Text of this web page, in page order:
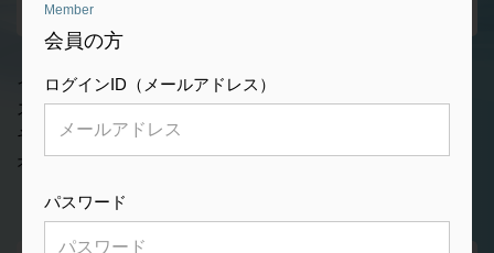
Member
会員の方
ログインID（メールアドレス）
パスワード
インプラント治療に使用可能な超音波ボーンサージェリーシ
ステムです。
その代名詞ともいえるバリオサージが更なる進化を遂げバリ
オサージ 3として登場しました。